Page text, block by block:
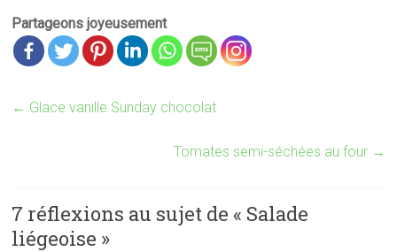
Partageons joyeusement
← Glace vanille Sunday chocolat
Tomates semi-séchées au four →
7 réflexions au sujet de « Salade
liégeoise »